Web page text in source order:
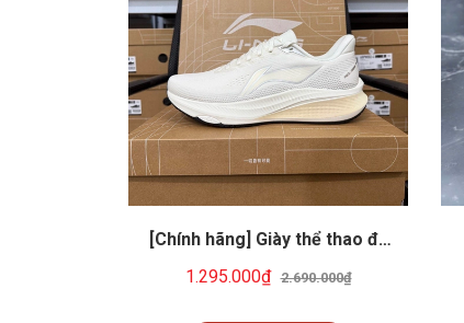
[Chính hãng] Giày thể thao đa
pickeball... Li-ning ARPW003-8
1.295.000₫ 2.690.000₫